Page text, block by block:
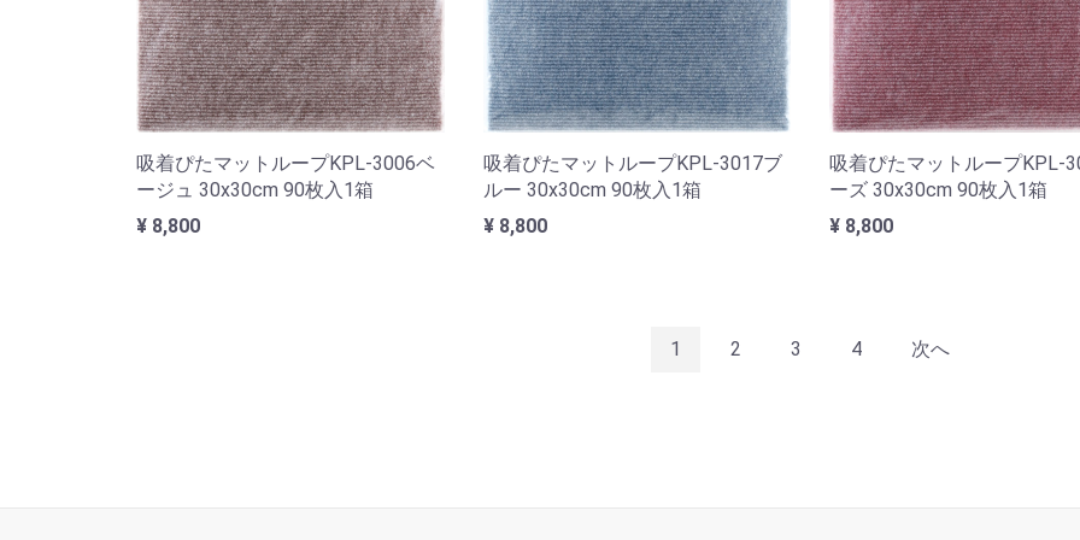
吸着ぴたマットループKPL-3006ベ
ージュ 30x30cm 90枚入1箱
¥ 8,800
吸着ぴたマットループKPL-3017ブ
ルー 30x30cm 90枚入1箱
¥ 8,800
吸着ぴたマットループKPL-
ーズ 30x30cm 90枚入1箱
¥ 8,800
1 2 3 4 次へ